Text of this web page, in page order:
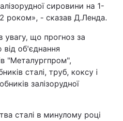
сировини на 1-
роком», - сказав Д.Ленда.
увагу, що прогноз за
об'єднання
"Металургпром",
сталі, труб, коксу і
залізорудної
сталі в минулому році